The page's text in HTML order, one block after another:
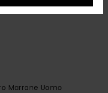
Marrone Uomo